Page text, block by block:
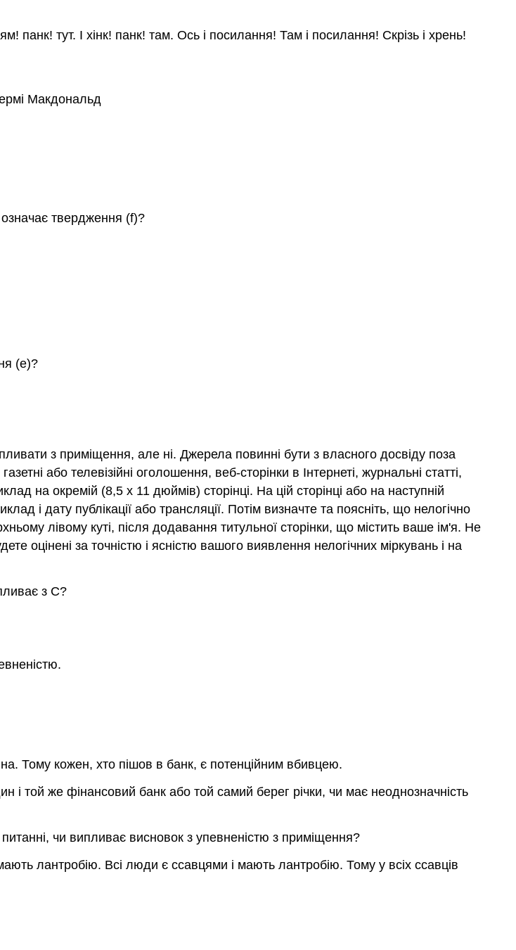
панк! тут. І хінк! панк! там. Ось і посилання! Там і посилання! Скрізь і хрень!
Макдональд
твердження (f)?
(е)?
з приміщення, але ні. Джерела повинні бути з власного досвіду поза
або телевізійні оголошення, веб-сторінки в Інтернеті, журнальні статті,
на окремій (8,5 х 11 дюймів) сторінці. На цій сторінці або на наступній
і дату публікації або трансляції. Потім визначте та поясніть, що нелогічно
лівому куті, після додавання титульної сторінки, що містить ваше ім'я. Не
оцінені за точністю і ясністю вашого виявлення нелогічних міркувань і на
з C?
Тому кожен, хто пішов в банк, є потенційним вбивцею.
і той же фінансовий банк або той самий берег річки, чи має неоднозначність
чи випливає висновок з упевненістю з приміщення?
лантробію. Всі люди є ссавцями і мають лантробію. Тому у всіх ссавців